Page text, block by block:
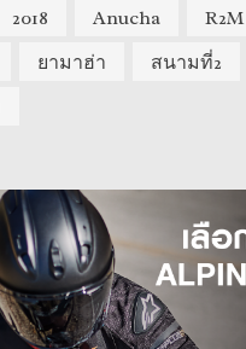
2018 Anucha
R2M
ยามาฮ่า สนามที่2